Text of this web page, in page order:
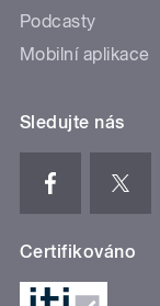
Podcasty
Mobilní aplikace
Sledujte nás
Certifikováno